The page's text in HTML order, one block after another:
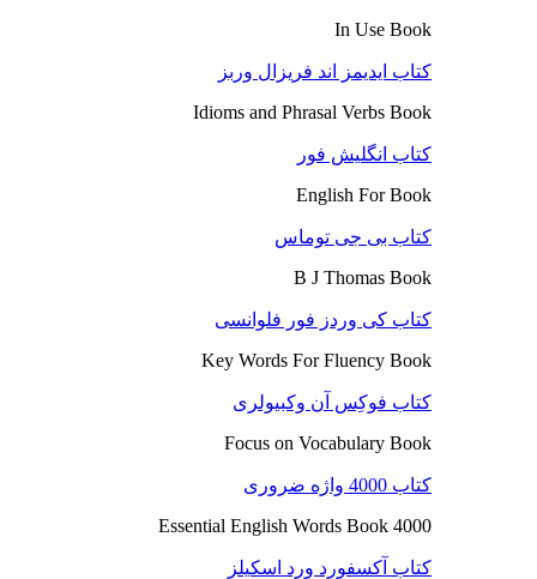
In Use Book
کتاب ایدیمز اند فریزال وربز
Idioms and Phrasal Verbs Book
کتاب انگلیش فور
English For Book
کتاب بی جی توماس
B J Thomas Book
کتاب کی وردز فور فلوانسی
Key Words For Fluency Book
کتاب فوکِس آن وکبیولری
Focus on Vocabulary Book
کتاب 4000 واژه ضروری
4000 Essential English Words Book
کتاب آکسفورد ورد اسکیلز